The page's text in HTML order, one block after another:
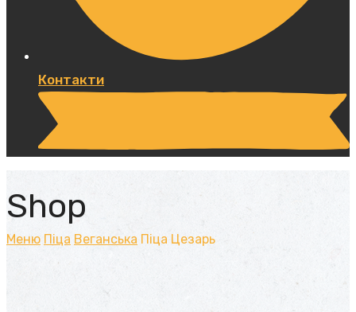
Контакти
Shop
Меню Піца Веганська Піца Цезарь